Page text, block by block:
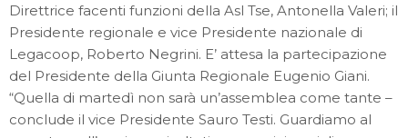
Direttrice facenti funzioni della Asl Tse, Antonella Valeri; il
Presidente regionale e vice Presidente nazionale di
Legacoop, Roberto Negrini. E’ attesa la partecipazione
del Presidente della Giunta Regionale Eugenio Giani.
“Quella di martedì non sarà un’assemblea come tante –
conclude il vice Presidente Sauro Testi. Guardiamo al